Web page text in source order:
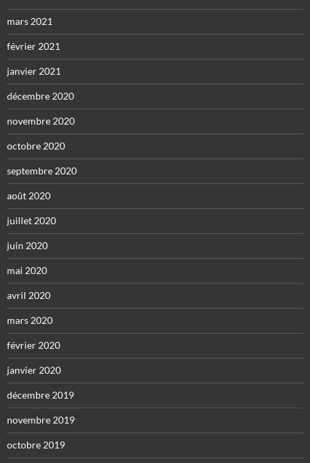
mars 2021
février 2021
janvier 2021
décembre 2020
novembre 2020
octobre 2020
septembre 2020
août 2020
juillet 2020
juin 2020
mai 2020
avril 2020
mars 2020
février 2020
janvier 2020
décembre 2019
novembre 2019
octobre 2019